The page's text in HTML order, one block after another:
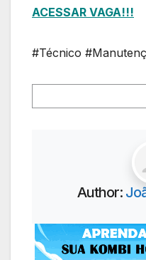
ACESSAR VAGA!!!
#Técnico
Author: